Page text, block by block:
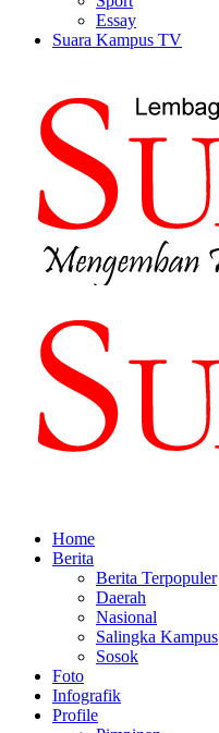
Essay
Suara Kampus TV
Home
Berita
Berita Terpopuler
Daerah
Nasional
Salingka Kampus
Sosok
Foto
Infografik
Profile